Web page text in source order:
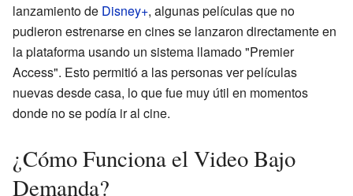
lanzamiento de Disney+, algunas películas que no
pudieron estrenarse en cines se lanzaron directamente en
la plataforma usando un sistema llamado "Premier
Access". Esto permitió a las personas ver películas
nuevas desde casa, lo que fue muy útil en momentos
donde no se podía ir al cine.
¿Cómo Funciona el Video Bajo
Demanda?